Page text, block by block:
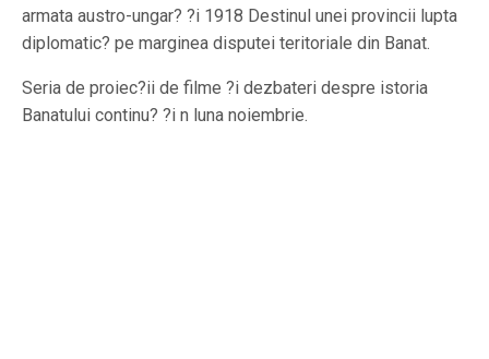
armata austro-ungar? ?i 1918 Destinul unei provincii lupta
diplomatic? pe marginea disputei teritoriale din Banat.
Seria de proiec?ii de filme ?i dezbateri despre istoria
Banatului continu? ?i n luna noiembrie.